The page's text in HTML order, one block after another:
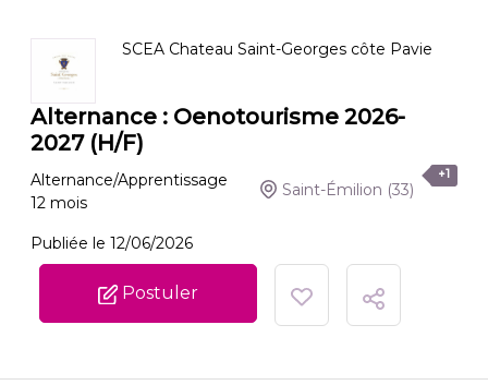
SCEA Chateau Saint-Georges côte Pavie
Alternance : Oenotourisme 2026-
2027 (H/F)
Alternance/Apprentissage
12 mois
Saint-Émilion (33)
+1
Publiée le 12/06/2026
Postuler